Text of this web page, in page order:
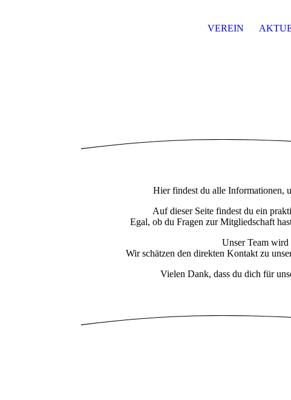
VEREIN
Hier findest du alle Informationen,
Auf dieser Seite findest du ein
Egal, ob du Fragen zur Mitgliedschaft
Unser Team
Wir schätzen den direkten Kontakt zu
Vielen Dank, dass du dich für